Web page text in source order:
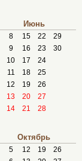
Июнь
8 15 22
29
9 16 23
30
10 17
24
11 18
25
12 19
26
13 20
27
14 21 28
Октябрь
5 12 19
26